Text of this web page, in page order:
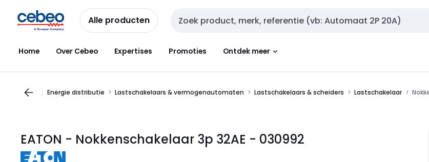
naar
navigatie
naar
inhoud
Alle producten Zoekveld invoer
Home Over Cebeo Expertises Promoties Ontdek meer
Energie distributie Lastschakelaars & vermogenautomaten Lastschakelaars & scheiders Lastschakelaar
EATON - Nokkenschakelaar 3p 32AE - 030992